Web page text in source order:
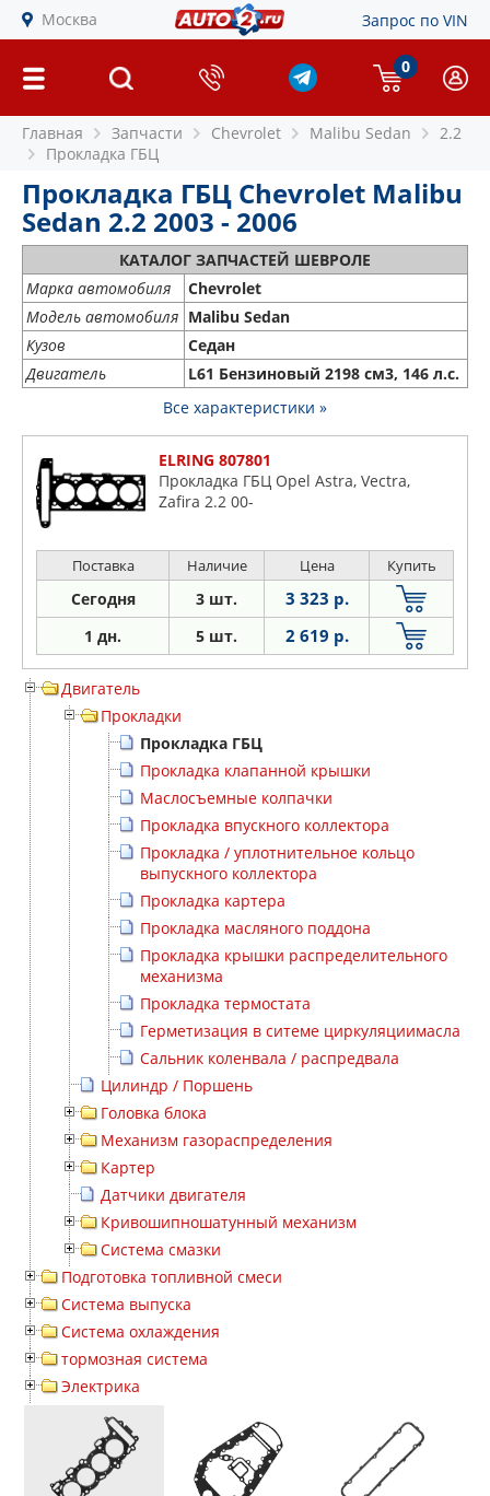
Москва Запрос по VIN
0
Главная Запчасти Chevrolet Malibu Sedan
2.2
Прокладка ГБЦ
Прокладка ГБЦ Chevrolet Malibu
Sedan 2.2 2003 - 2006
КАТАЛОГ ЗАПЧАСТЕЙ ШЕВРОЛЕ
Марка автомобиля
Chevrolet
Модель автомобиля Malibu Sedan
Кузов
Седан
Двигатель
L61 Бензиновый 2198 см3, 146 л.с.
Все характеристики »
ELRING 807801
Прокладка ГБЦ Opel Astra, Vectra,
Zafira 2.2 00-
Поставка Наличие Цена Купить
Сегодня 3 шт. 3 323 р.
1 дн. 5 шт. 2 619 р.
Двигатель
Прокладки
Прокладка ГБЦ
Прокладка клапанной крышки
Маслосъемные колпачки
Прокладка впускного коллектора
Прокладка / уплотнительное кольцо
выпускного коллектора
Прокладка картера
Прокладка масляного поддона
Прокладка крышки распределительного
механизма
Прокладка термостата
Герметизация в ситеме циркуляциимасла
Сальник коленвала / распредвала
Цилиндр / Поршень
Головка блока
Механизм газораспределения
Картер
Датчики двигателя
Кривошипношатунный механизм
Система смазки
Подготовка топливной смеси
Система выпуска
Система охлаждения
тормозная система
Электрика